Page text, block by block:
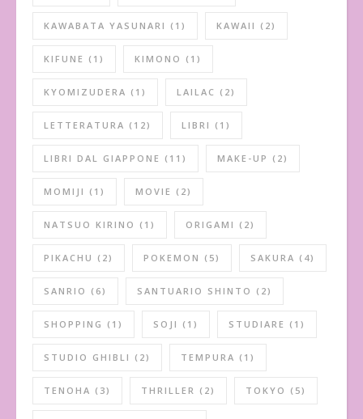
KAWABATA YASUNARI (1) KAWAII (2)
KIFUNE (1) KIMONO (1)
KYOMIZUDERA (1) LAILAC (2)
LETTERATURA (12) LIBRI (1)
LIBRI DAL GIAPPONE (11) MAKE-UP (2)
MOMIJI (1) MOVIE (2)
NATSUO KIRINO (1) ORIGAMI (2)
PIKACHU (2) POKEMON (5) SAKURA (4)
SANRIO (6) SANTUARIO SHINTO (2)
SHOPPING (1) SOJI (1) STUDIARE (1)
STUDIO GHIBLI (2) TEMPURA (1)
TENOHA (3) THRILLER (2) TOKYO (5)